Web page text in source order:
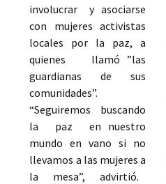
involucrar y asociarse
con mujeres activistas
locales por la paz, a
quienes llamó ”las
guardianas de sus
comunidades”.
“Seguiremos buscando
la paz en nuestro
mundo en vano si no
llevamos a las mujeres a
la mesa”, advirtió.